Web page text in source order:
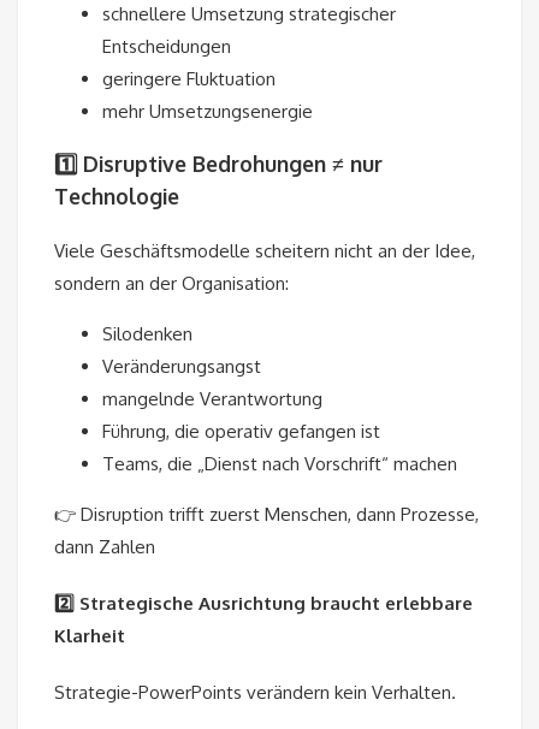
schnellere Umsetzung strategischer
Entscheidungen
geringere Fluktuation
mehr Umsetzungsenergie
1️⃣ Disruptive Bedrohungen ≠ nur
Technologie
Viele Geschäftsmodelle scheitern nicht an der Idee,
sondern an der Organisation:
Silodenken
Veränderungsangst
mangelnde Verantwortung
Führung, die operativ gefangen ist
Teams, die „Dienst nach Vorschrift“ machen
👉 Disruption trifft zuerst Menschen, dann Prozesse,
dann Zahlen
2️⃣ Strategische Ausrichtung braucht erlebbare
Klarheit
Strategie-PowerPoints verändern kein Verhalten.